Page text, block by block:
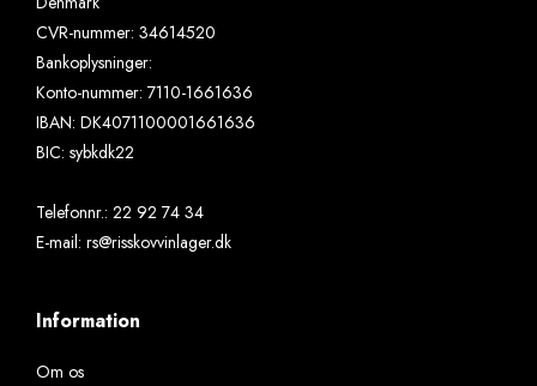
CVR-nummer: 34614520
Bankoplysninger:
Konto-nummer: 7110-1661636
IBAN: DK4071100001661636
BIC: sybkdk22
Telefonnr.: 22 92 74 34
E-mail: rs@risskovvinlager.dk
Information
Om os